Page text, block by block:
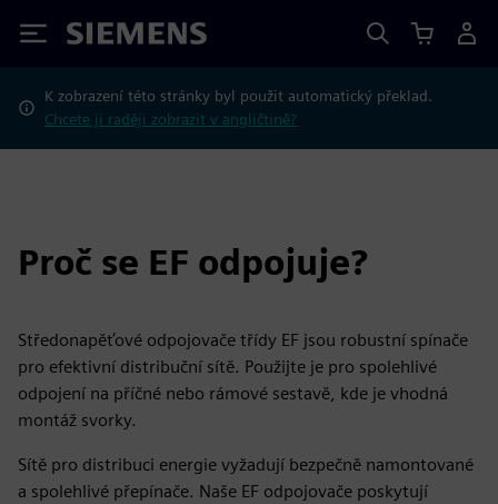
Siemens
K zobrazení této stránky byl použit automatický překlad.
Chcete ji raději zobrazit v angličtině?
Proč se EF odpojuje?
Středonapěťové odpojovače třídy EF jsou robustní spínače
pro efektivní distribuční sítě. Použijte je pro spolehlivé
odpojení na příčné nebo rámové sestavě, kde je vhodná
montáž svorky.
Sítě pro distribuci energie vyžadují bezpečně namontované
a spolehlivé přepínače. Naše EF odpojovače poskytují